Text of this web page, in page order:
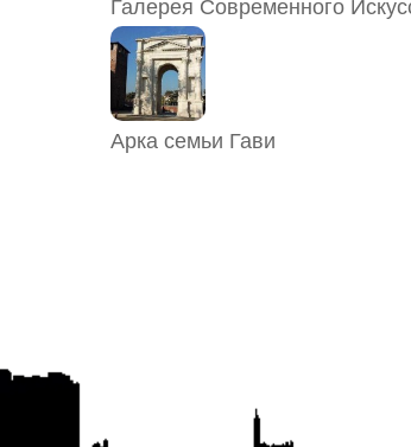
Галерея Современного
Арка семьи Гави